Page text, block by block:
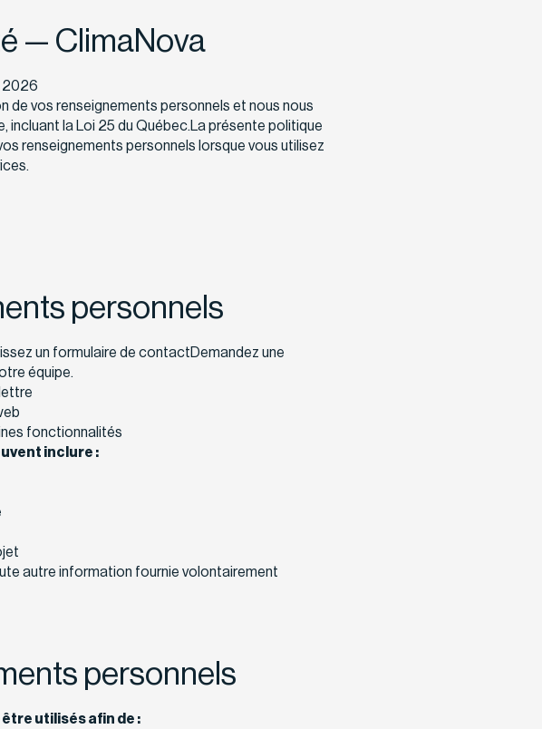
— ClimaNova
2026
de vos renseignements personnels et nous nous
incluant la Loi 25 du Québec.La présente politique
renseignements personnels lorsque vous utilisez
personnels
un formulaire de contactDemandez une
équipe.
fonctionnalités
inclure :
autre information fournie volontairement
personnels
utilisés afin de :